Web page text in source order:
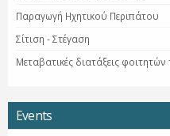
Παραγωγή Ηχητικού Περιπάτου
Σίτιση - Στέγαση
Μεταβατικές διατάξεις
Events